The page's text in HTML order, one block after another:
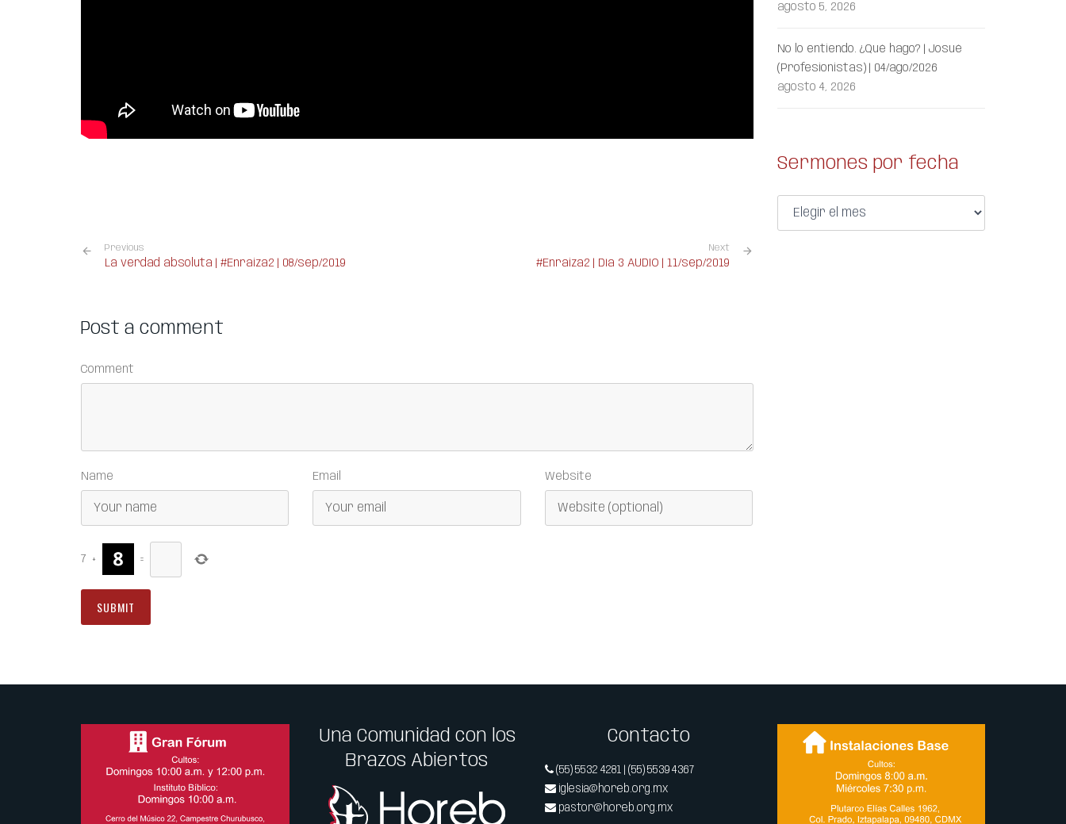
Previous
La verdad absoluta | #Enraiza2 | 08/sep/2019
Next
#Enraiza2 | Día 3 AUDIO | 11/sep/2019
Post a comment
Comment
Name Email Website
7 + =
agosto 5, 2026
No lo entiendo. ¿Qué hago? | Josué
(Profesionistas) | 04/ago/2026
agosto 4, 2026
Sermones por fecha
Una Comunidad con los
Brazos Abiertos
Contacto
(55) 5532 4281 | (55) 5539 4367
iglesia@horeb.org.mx
pastor@horeb.org.mx